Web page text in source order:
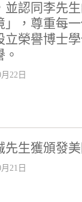
並認同李先
」，尊重每
立榮譽博士
22日
先生獲頒發
21日